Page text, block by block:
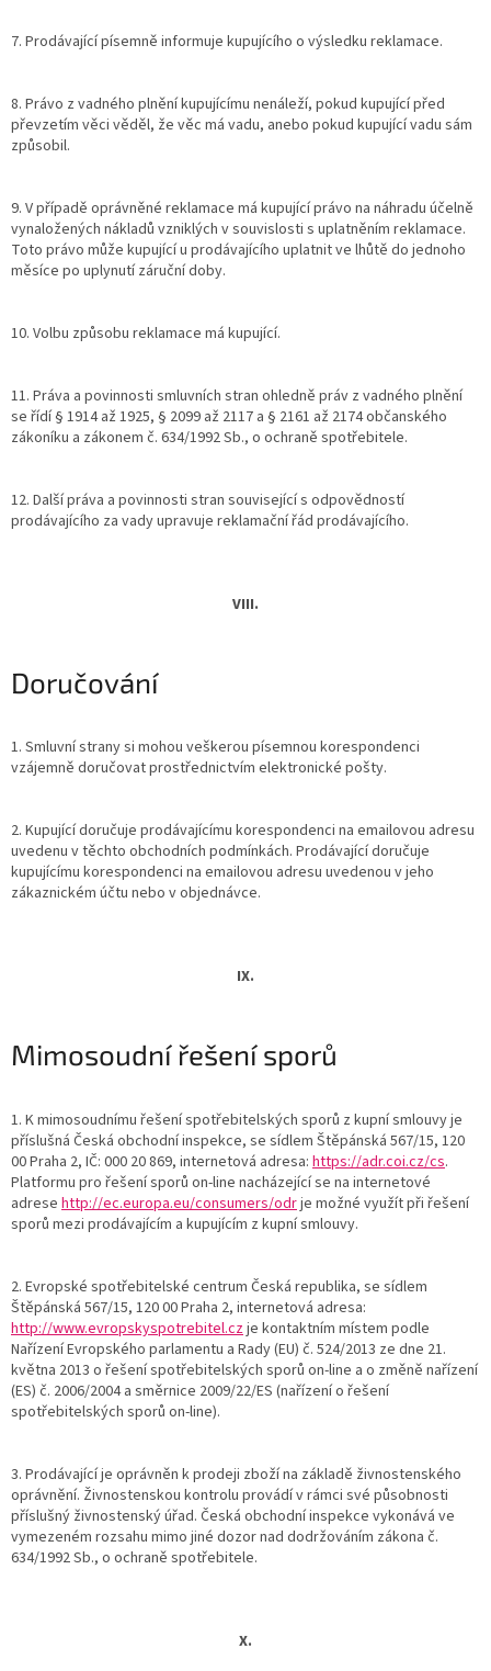
7. Prodávající písemně informuje kupujícího o výsledku reklamace.
8. Právo z vadného plnění kupujícímu nenáleží, pokud kupující před
převzetím věci věděl, že věc má vadu, anebo pokud kupující vadu sám
způsobil.
9. V případě oprávněné reklamace má kupující právo na náhradu účelně
vynaložených nákladů vzniklých v souvislosti s uplatněním reklamace.
Toto právo může kupující u prodávajícího uplatnit ve lhůtě do jednoho
měsíce po uplynutí záruční doby.
10. Volbu způsobu reklamace má kupující.
11. Práva a povinnosti smluvních stran ohledně práv z vadného plnění
se řídí § 1914 až 1925, § 2099 až 2117 a § 2161 až 2174 občanského
zákoníku a zákonem č. 634/1992 Sb., o ochraně spotřebitele.
12. Další práva a povinnosti stran související s odpovědností
prodávajícího za vady upravuje reklamační řád prodávajícího.
VIII.
Doručování
1. Smluvní strany si mohou veškerou písemnou korespondenci
vzájemně doručovat prostřednictvím elektronické pošty.
2. Kupující doručuje prodávajícímu korespondenci na emailovou adresu
uvedenu v těchto obchodních podmínkách. Prodávající doručuje
kupujícímu korespondenci na emailovou adresu uvedenou v jeho
zákaznickém účtu nebo v objednávce.
IX.
Mimosoudní řešení sporů
1. K mimosoudnímu řešení spotřebitelských sporů z kupní smlouvy je
příslušná Česká obchodní inspekce, se sídlem Štěpánská 567/15, 120
00 Praha 2, IČ: 000 20 869, internetová adresa: https://adr.coi.cz/cs.
Platformu pro řešení sporů on-line nacházející se na internetové
adrese http://ec.europa.eu/consumers/odrje možné využít při řešení
sporů mezi prodávajícím a kupujícím z kupní smlouvy.
2. Evropské spotřebitelské centrum Česká republika, se sídlem
Štěpánská 567/15, 120 00 Praha 2, internetová adresa:
http://www.evropskyspotrebitel.czje kontaktním místem podle
Nařízení Evropského parlamentu a Rady (EU) č. 524/2013 ze dne 21.
května 2013 o řešení spotřebitelských sporů on-line a o změně nařízení
(ES) č. 2006/2004 a směrnice 2009/22/ES (nařízení o řešení
spotřebitelských sporů on-line).
3. Prodávající je oprávněn k prodeji zboží na základě živnostenského
oprávnění. Živnostenskou kontrolu provádí v rámci své působnosti
příslušný živnostenský úřad. Česká obchodní inspekce vykonává ve
vymezeném rozsahu mimo jiné dozor nad dodržováním zákona č.
634/1992 Sb., o ochraně spotřebitele.
X.